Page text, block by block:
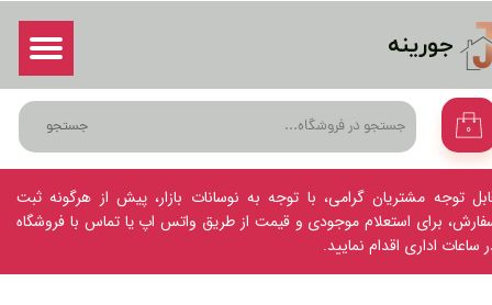
جستجو ۰
حساب کاربری من
تغییر گذر واژه
سفارشات
خروج از حساب کاربری
جورینه
توجه مشتریان گرامی، با توجه به نوسانات بازار، پیش از هرگونه ثبت
برای استعلام موجودی و قیمت از طریق واتس اپ یا تماس با فروشگاه
ساعات اداری اقدام نمایید.